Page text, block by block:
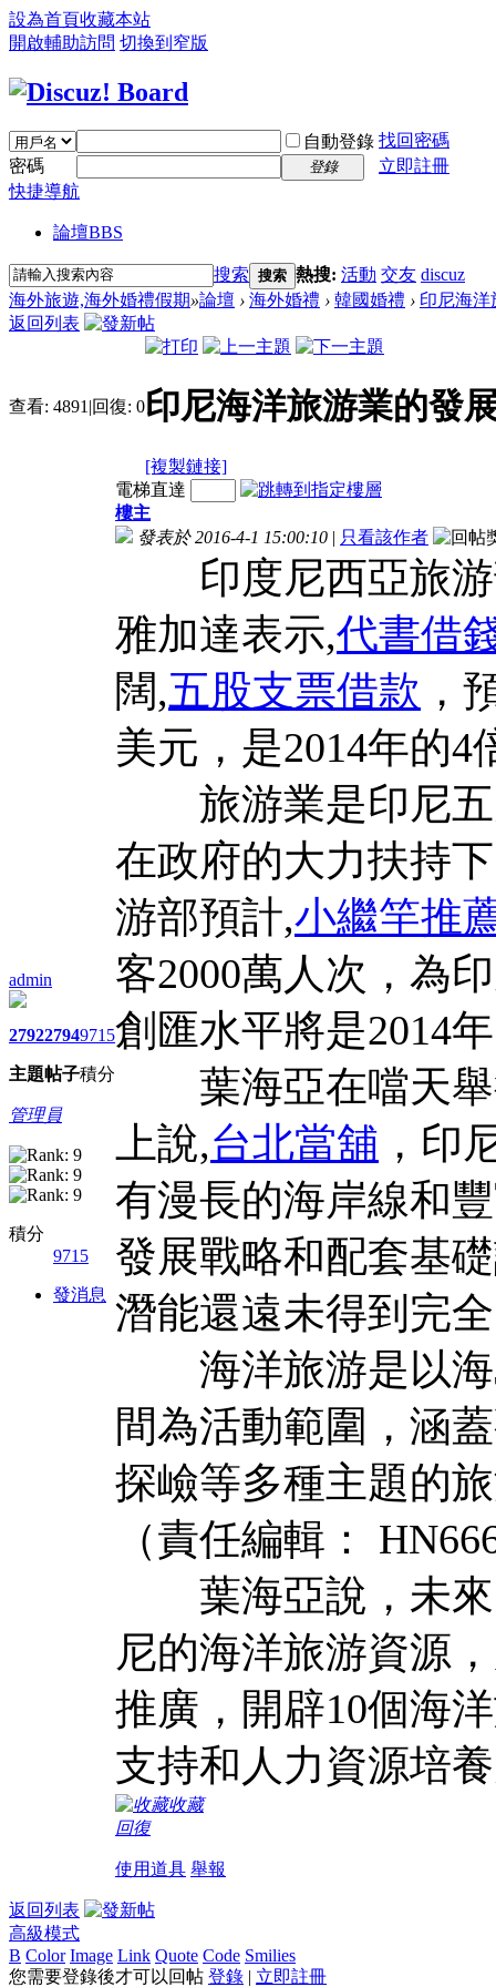
設為首頁收藏本站
開啟輔助訪問 切換到窄版
自動登錄 找回密碼
密碼
登錄
立即註冊
快捷導航
論壇BBS
搜索 搜索 熱搜: 活動 交友 discuz
海外旅遊,海外婚禮假期»論壇 › 海外婚禮 › 韓國婚禮 › 印尼海洋
返回列表
查看: 4891 |回復: 0印尼海洋旅游業的發
[複製鏈接]
admin
2792
主題
2794
帖子
9715
積分
管理員
積分
9715
發消息
電梯直達
樓主
發表於 2016-4-1 15:00:10 | 只看該作者
印度尼西亞旅游
雅加達表示,代書借
闊,五股支票借款 ，
美元，是2014年的4
旅游業是印尼五
在政府的大力扶持
游部預計,小繼竿推
客2000萬人次，為
創匯水平將是2014
葉海亞在噹天舉
上說,台北當舖 ，印
有漫長的海岸線和
發展戰略和配套基
潛能還遠未得到完
海洋旅游是以海
間為活動範圍，涵
探嶮等多種主題的
（責任編輯：
葉海亞說，未來
尼的海洋旅游資源
推廣，開辟10個海
支持和人力資源培
收藏
回復
使用道具 舉報
返回列表
高級模式
B Color Image Link Quote Code Smilies
您需要登錄後才可以回帖 登錄 | 立即註冊